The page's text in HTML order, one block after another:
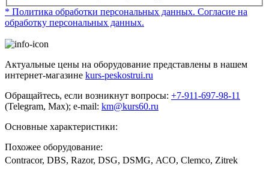
* Политика обработки персональных данных. Согласие на
обработку персональных данных.
Актуальные цены на оборудование представлены в нашем
интернет-магазине kurs-peskostrui.ru
Обращайтесь, если возникнут вопросы: +7-911-697-98-11
(Telegram, Max); e-mail: km@kurs60.ru
Основные характеристики:
Похожее оборудование:
Contracor, DBS, Razor, DSG, DSMG, АСО, Clemco, Zitrek